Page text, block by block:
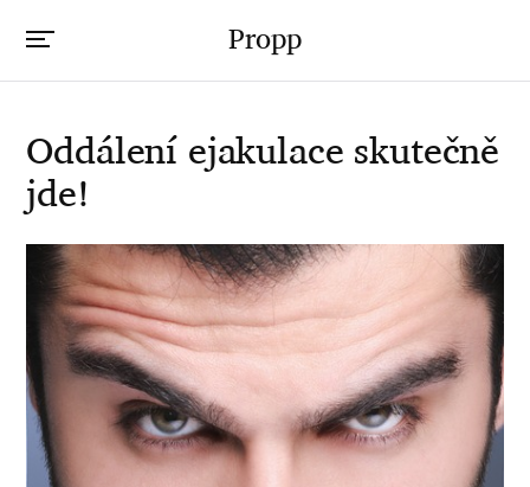
Propp
Oddálení ejakulace skutečně
jde!